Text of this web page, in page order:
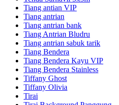
Tiang antian VIP
Tiang antrian
Tiang antrian bank
Tiang Antrian Bludru
Tiang antrian sabuk tarik
Tiang Bendera
Tiang Bendera Kayu VIP
Tiang Bendera Stainless
Tiffany Ghost
Tiffany Olivia
Tirai